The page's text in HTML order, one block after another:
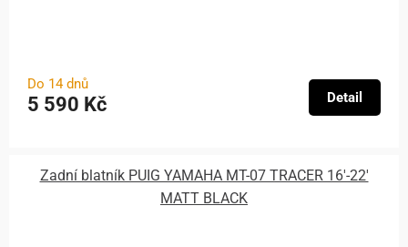
Do 14 dnů
5 590 Kč Detail
Zadní blatník PUIG YAMAHA MT-07 TRACER 16'-22'
MATT BLACK